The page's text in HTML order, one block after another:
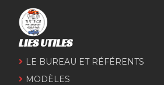
LIES UTILES
LE BUREAU ET RÉFÉRENTS
MODÈLES